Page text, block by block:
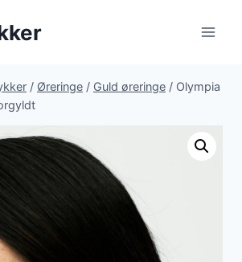
/ Øreringe / Guld øreringe / Olympia